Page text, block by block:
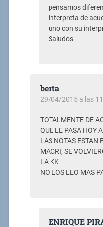
pensamos
interpreta de
uno con su
Saludos
berta
29/04/2015 a las
TOTALMENTE DE
QUE LE PASA HOY
LAS NOTAS ESTAN
MACRI, SE
LA KK
NO LOS LEO MAS
ENRIQUE